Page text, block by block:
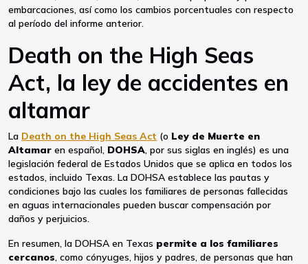
embarcaciones, así como los cambios porcentuales con respecto
al período del informe anterior.
Death on the High Seas
Act, la ley de accidentes en
altamar
La Death on the High Seas Act (o Ley de Muerte en
Altamar en español, DOHSA, por sus siglas en inglés) es una
legislación federal de Estados Unidos que se aplica en todos los
estados, incluido Texas. La DOHSA establece las pautas y
condiciones bajo las cuales los familiares de personas fallecidas
en aguas internacionales pueden buscar compensación por
daños y perjuicios.
En resumen, la DOHSA en Texas permite a los familiares
cercanos, como cónyuges, hijos y padres, de personas que han